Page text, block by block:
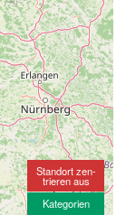
Standort zen-
trieren aus
Kategorien